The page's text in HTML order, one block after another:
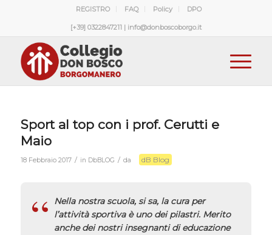
REGISTRO FAQ Policy DPO
[+39] 0322847211 | info@donboscoborgo.it
Sport al top con i prof. Cerutti e
Maio
18 Febbraio 2017 / in DbBLOG / da dB Blog
Nella nostra scuola, si sa, la cura per
l’attività sportiva è uno dei pilastri. Merito
anche dei nostri insegnanti di educazione